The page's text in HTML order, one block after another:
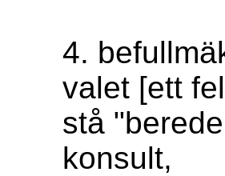
4.
valet [ett
stå
konsult,